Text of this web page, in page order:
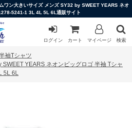
ワン大きいサイズ メンズ SY32 by SWEET YEARS ネオ
5241-1 3L 4L 5L 6L通販サイト
ログイン カート マイページ 検索
袖Tシャツ
YEARS ネオンビッグロゴ 半袖 Tシャ
5L 6L